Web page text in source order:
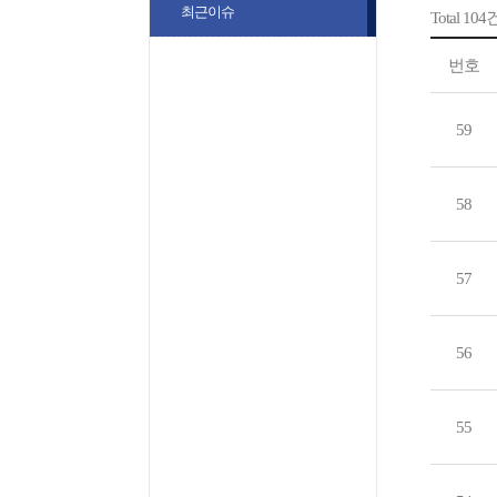
최근이슈 Total 104
번호
59
58
57
56
55